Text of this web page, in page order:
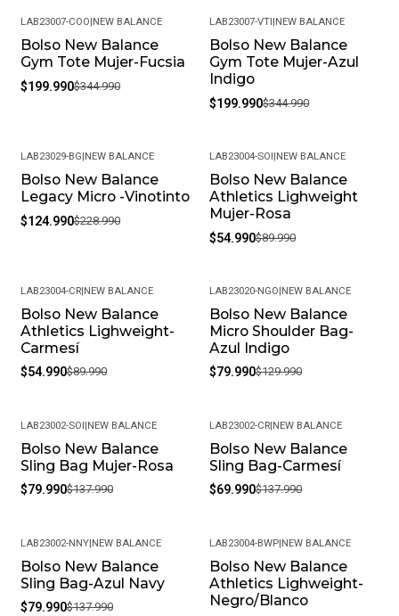
-42%
LAB23007-COO NEW BALANCE
Bolso New Balance
Gym Tote Mujer-Fucsia
$199.990$344.990
-42%
LAB23007-VTI NEW BALANCE
Bolso New Balance
Gym Tote Mujer-Azul
Indigo
$199.990$344.990
-45%
LAB23029-BG NEW BALANCE
Bolso New Balance
Legacy Micro -Vinotinto
$124.990$228.990
-39%
LAB23004-SOI NEW BALANCE
Bolso New Balance
Athletics Lighweight
Mujer-Rosa
$54.990$89.990
-39%
LAB23004-CR| NEW BALANCE
Bolso New Balance
Athletics Lighweight-
Carmesí
$54.990$89.990
-38%
LAB23020-NGO NEW BALANCE
Bolso New Balance
Micro Shoulder Bag-
Azul Indigo
$79.990$129.990
-42%
LAB23002-SOI NEW BALANCE
Bolso New Balance
Sling Bag Mujer-Rosa
$79.990$137.990
-49%
LAB23002-CR NEW BALANCE
Bolso New Balance
Sling Bag-Carmesí
$69.990$137.990
-42%
LAB23002-NNY| NEW BALANCE
Bolso New Balance
Sling Bag-Azul Navy
$79.990$137.990
-44%
LAB23004-BWP NEW BALANCE
Bolso New Balance
Athletics Lighweight-
Negro/Blanco